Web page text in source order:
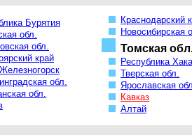
Бурятия
обл.
обл.
край
обл.
обл.
Краснодарский
Новосибирская
Томская
Республика
Тверская обл.
Ярославская
Кавказ
Алтай